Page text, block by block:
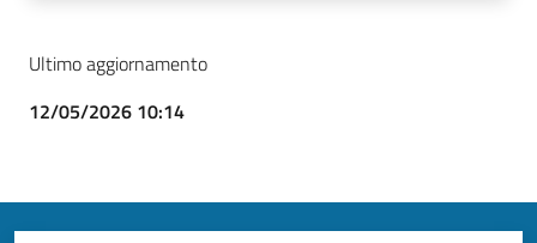
Ultimo aggiornamento
12/05/2026 10:14